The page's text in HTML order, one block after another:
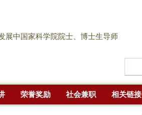
展中国家科学院院士、博士生导师
荣誉奖励 社会兼职 相关链接